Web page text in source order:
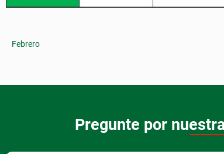
Febrero
Pregunte por